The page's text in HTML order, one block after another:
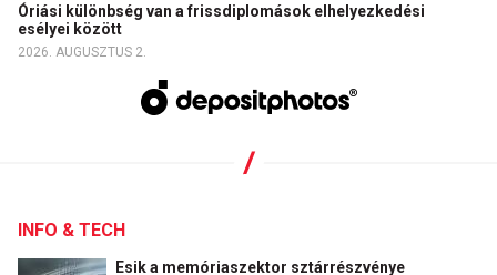
Óriási különbség van a frissdiplomások elhelyezkedési
esélyei között
2026. AUGUSZTUS 2.
INFO & TECH
Esik a memóriaszektor sztárrészvénye